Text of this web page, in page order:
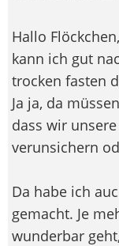
Hallo Flöckchen,
kann ich gut
trocken fasten
Ja ja, da
dass wir
verunsichern
Da habe ich
gemacht. Je
wunderbar